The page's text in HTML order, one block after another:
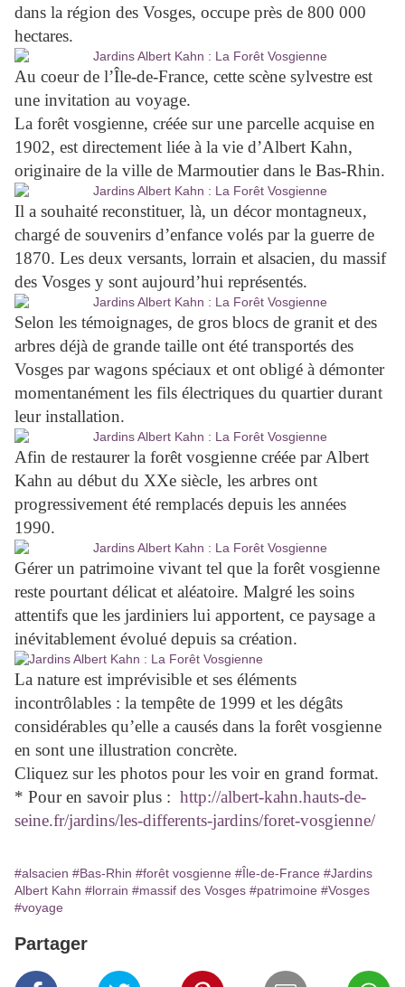
dans la région des Vosges, occupe près de 800 000
hectares.
Au coeur de l’Île-de-France, cette scène sylvestre est
une invitation au voyage.
La forêt vosgienne, créée sur une parcelle acquise en
1902, est directement liée à la vie d’Albert Kahn,
originaire de la ville de Marmoutier dans le Bas-Rhin.
Il a souhaité reconstituer, là, un décor montagneux,
chargé de souvenirs d’enfance volés par la guerre de
1870. Les deux versants, lorrain et alsacien, du massif
des Vosges y sont aujourd’hui représentés.
Selon les témoignages, de gros blocs de granit et des
arbres déjà de grande taille ont été transportés des
Vosges par wagons spéciaux et ont obligé à démonter
momentanément les fils électriques du quartier durant
leur installation.
Afin de restaurer la forêt vosgienne créée par Albert
Kahn au début du XXe siècle, les arbres ont
progressivement été remplacés depuis les années
1990.
Gérer un patrimoine vivant tel que la forêt vosgienne
reste pourtant délicat et aléatoire. Malgré les soins
attentifs que les jardiniers lui apportent, ce paysage a
inévitablement évolué depuis sa création.
La nature est imprévisible et ses éléments
incontrôlables : la tempête de 1999 et les dégâts
considérables qu’elle a causés dans la forêt vosgienne
en sont une illustration concrète.
Cliquez sur les photos pour les voir en grand format.
* Pour en savoir plus : http://albert-kahn.hauts-de-
seine.fr/jardins/les-differents-jardins/foret-vosgienne/
#alsacien #Bas-Rhin #forêt vosgienne #Île-de-France #Jardins
Albert Kahn #lorrain #massif des Vosges #patrimoine #Vosges
#voyage
Partager